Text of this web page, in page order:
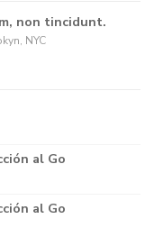
non tincidunt.
NYC
al Go
al Go